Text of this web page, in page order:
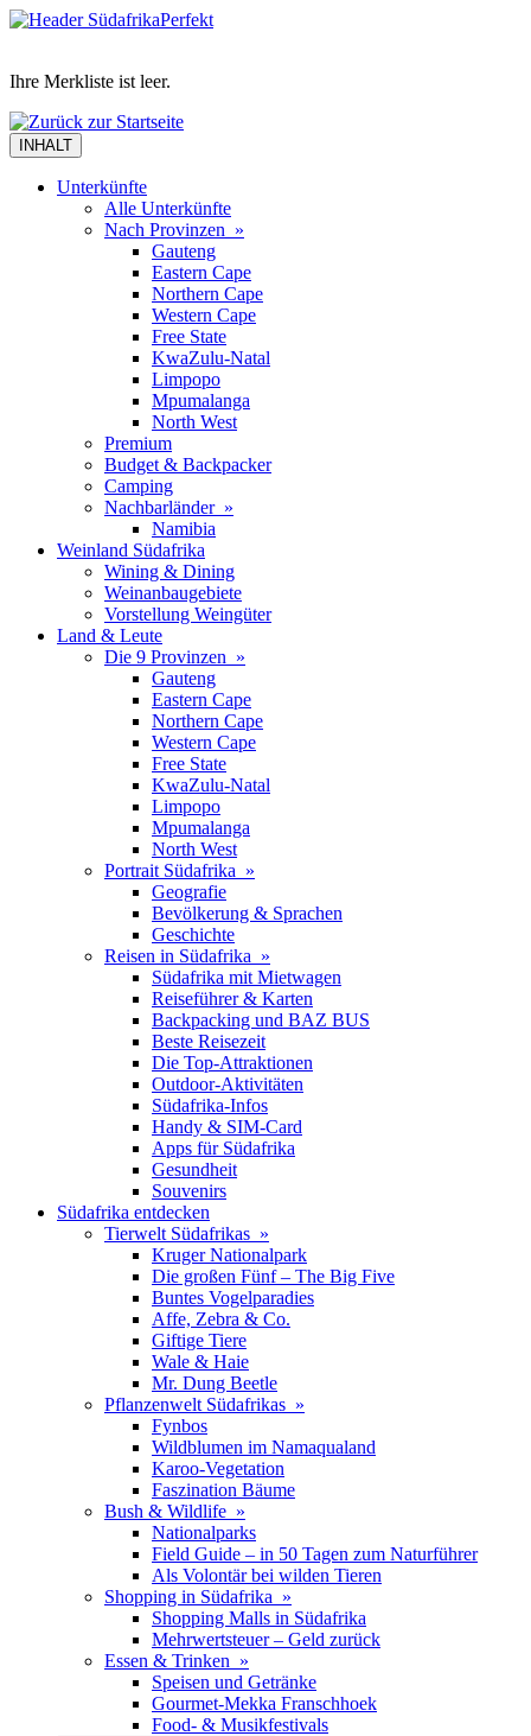
Ihre Merkliste ist leer.
INHALT
Unterkünfte
Alle Unterkünfte
Nach Provinzen »
Gauteng
Eastern Cape
Northern Cape
Western Cape
Free State
KwaZulu-Natal
Limpopo
Mpumalanga
North West
Premium
Budget & Backpacker
Camping
Nachbarländer »
Namibia
Weinland Südafrika
Wining & Dining
Weinanbaugebiete
Vorstellung Weingüter
Land & Leute
Die 9 Provinzen »
Gauteng
Eastern Cape
Northern Cape
Western Cape
Free State
KwaZulu-Natal
Limpopo
Mpumalanga
North West
Portrait Südafrika »
Geografie
Bevölkerung & Sprachen
Geschichte
Reisen in Südafrika »
Südafrika mit Mietwagen
Reiseführer & Karten
Backpacking und BAZ BUS
Beste Reisezeit
Die Top-Attraktionen
Outdoor-Aktivitäten
Südafrika-Infos
Handy & SIM-Card
Apps für Südafrika
Gesundheit
Souvenirs
Südafrika entdecken
Tierwelt Südafrikas »
Kruger Nationalpark
Die großen Fünf – The Big Five
Buntes Vogelparadies
Affe, Zebra & Co.
Giftige Tiere
Wale & Haie
Mr. Dung Beetle
Pflanzenwelt Südafrikas »
Fynbos
Wildblumen im Namaqualand
Karoo-Vegetation
Faszination Bäume
Bush & Wildlife »
Nationalparks
Field Guide – in 50 Tagen zum Naturführer
Als Volontär bei wilden Tieren
Shopping in Südafrika »
Shopping Malls in Südafrika
Mehrwertsteuer – Geld zurück
Essen & Trinken »
Speisen und Getränke
Gourmet-Mekka Franschhoek
Food- & Musikfestivals